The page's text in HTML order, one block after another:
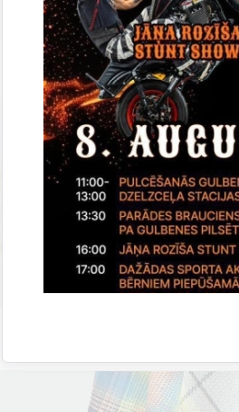
Datums
3. jūlijs, 2026 – 31. augusts, 2026
2026